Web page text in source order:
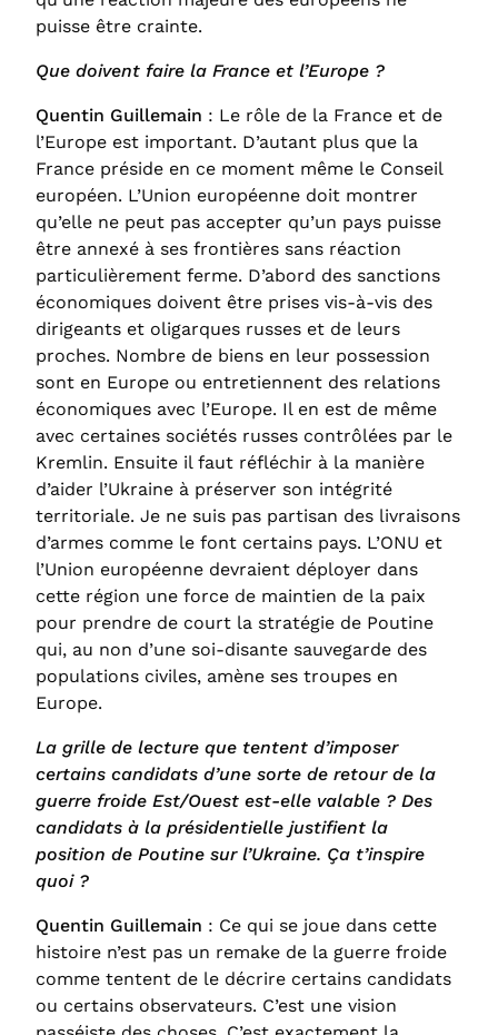
puisse être crainte.
Que doivent faire la France et l’Europe ?
Quentin Guillemain : Le rôle de la France et de
l’Europe est important. D’autant plus que la
France préside en ce moment même le Conseil
européen. L’Union européenne doit montrer
qu’elle ne peut pas accepter qu’un pays puisse
être annexé à ses frontières sans réaction
particulièrement ferme. D’abord des sanctions
économiques doivent être prises vis-à-vis des
dirigeants et oligarques russes et de leurs
proches. Nombre de biens en leur possession
sont en Europe ou entretiennent des relations
économiques avec l’Europe. Il en est de même
avec certaines sociétés russes contrôlées par le
Kremlin. Ensuite il faut réfléchir à la manière
d’aider l’Ukraine à préserver son intégrité
territoriale. Je ne suis pas partisan des livraisons
d’armes comme le font certains pays. L’ONU et
l’Union européenne devraient déployer dans
cette région une force de maintien de la paix
pour prendre de court la stratégie de Poutine
qui, au non d’une soi-disante sauvegarde des
populations civiles, amène ses troupes en
Europe.
La grille de lecture que tentent d’imposer
certains candidats d’une sorte de retour de la
guerre froide Est/Ouest est-elle valable ? Des
candidats à la présidentielle justifient la
position de Poutine sur l’Ukraine. Ça t’inspire
quoi ?
Quentin Guillemain : Ce qui se joue dans cette
histoire n’est pas un remake de la guerre froide
comme tentent de le décrire certains candidats
ou certains observateurs. C’est une vision